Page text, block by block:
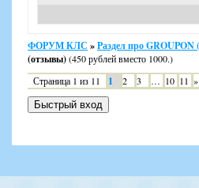
ФОРУМ КЛС »Раздел про
(отзывы)(450 рублей вместо 1000.)
Страница 1 из 11 1 2 3 … 10 11 »